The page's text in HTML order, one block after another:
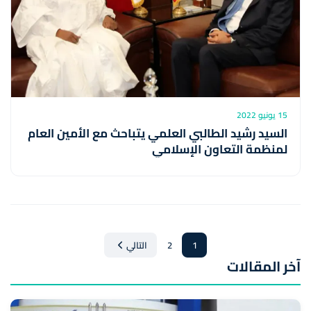
15 يونيو 2022
السيد رشيد الطالبي العلمي يتباحث مع الأمين العام
لمنظمة التعاون الإسلامي
1
2 التالي
آخر المقالات